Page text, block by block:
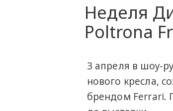
Неделя
Poltrona
3 апреля в шоу-
нового кресла,
брендом Ferrari.